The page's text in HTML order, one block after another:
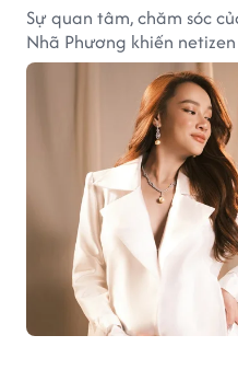
Sự quan tâm, chăm sóc
Nhã Phương khiến